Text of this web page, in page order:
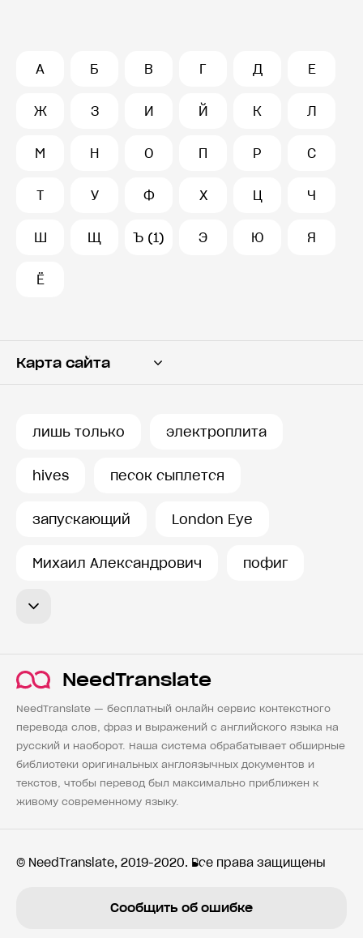
А Б В Г Д Е
Ж З И Й К Л
М Н О П Р С
Т У Ф Х Ц Ч
Ш Щ Ъ (1) Э Ю Я
Ё
Карта сайта
лишь только электроплита
hives песок сыплется
запускающий London Eye
Михаил Александрович пофиг
NeedTranslate
NeedTranslate — бесплатный онлайн сервис контекстного
перевода слов, фраз и выражений с английского языка на
русский и наоборот. Наша система обрабатывает обширные
библиотеки оригинальных англоязычных документов и
текстов, чтобы перевод был максимально приближен к
живому современному языку.
© NeedTranslate, 2019-2020. Все права защищены
Сообщить об ошибке